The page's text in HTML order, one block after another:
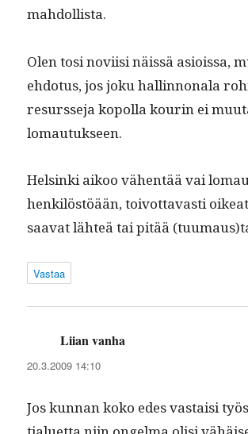
mahdollista.
Olen tosi novi­isi näis­sä asiois­sa,
ehdo­tus, jos joku hallinnon­ala
resursse­ja kopol­la kourin ei
lomautukseen.
Helsin­ki aikoo vähen­tää vai
henkilöstöään, toiv­ot­tavasti
saa­vat lähteä tai pitää
Vastaa
Liian vanha
20.3.2009 14:10
Jos kun­nan koko edes vas­taisi